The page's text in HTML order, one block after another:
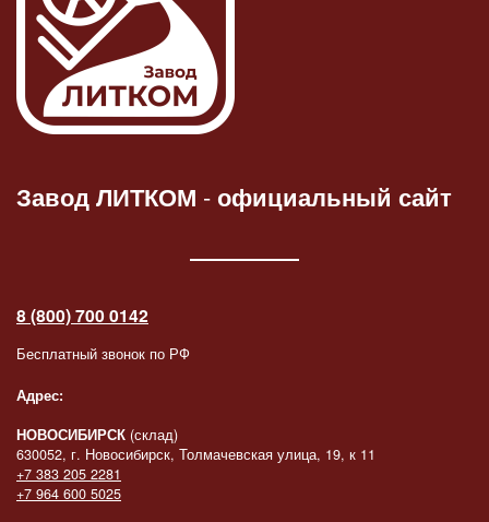
Завод ЛИТКОМ -официальный сайт
8 (800) 700 0142
Бесплатный звонок по РФ
Адрес:
НОВОСИБИРСК (склад)
630052, г. Новосибирск, Толмачевская улица, 19, к 11
+7 383 205 2281
+7 964 600 5025